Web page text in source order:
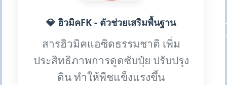
💎 ฮิวมิคFK - ตัวช่วยเสริมพื้นฐาน
สารฮิวมิคแอซิดธรรมชาติ เพิ่ม
ประสิทธิภาพการดูดซับปุ๋ย ปรับปรุง
ดิน ทำให้พืชแข็งแรงขึ้น